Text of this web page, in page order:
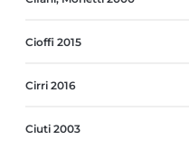
Cioffi 2015
Cirri 2016
Ciuti 2003